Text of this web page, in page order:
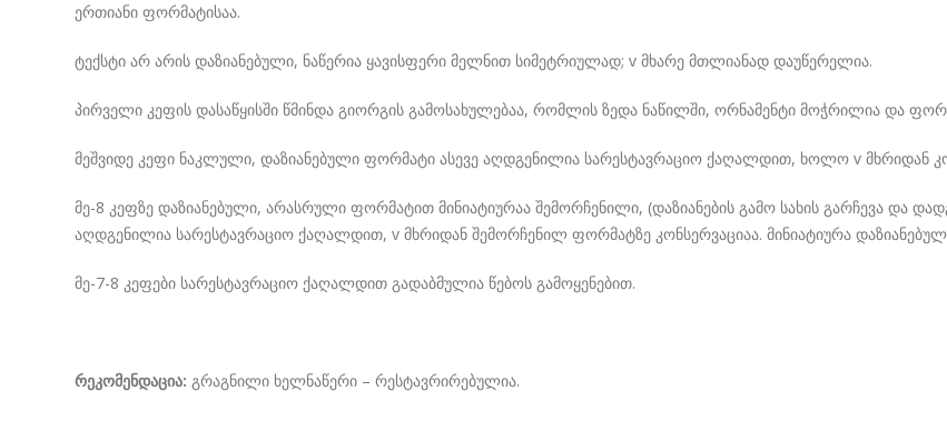
ერთიანი ფორმატისაა.
ტექსტი არ არის დაზიანებული, ნაწერია ყავისფერი მელნით სიმეტრიულად; v მხარე მთლიანად დაუწერელია.
პირველი კეფის დასაწყისში წმინდა გიორგის გამოსახულებაა, რომლის ზედა ნაწილში, ორნამენტი მოჭრილია და
მეშვიდე კეფი ნაკლული, დაზიანებული ფორმატი ასევე აღდგენილია სარესტავრაციო ქაღალდით, ხოლო v მხრიდან
მე-8 კეფზე დაზიანებული, არასრული ფორმატით მინიატიურაა შემორჩენილი, (დაზიანების გამო სახის გარჩევა და
აღდგენილია სარესტავრაციო ქაღალდით, v მხრიდან შემორჩენილ ფორმატზე კონსერვაციაა. მინიატიურა
მე-7-8 კეფები სარესტავრაციო ქაღალდით გადაბმულია წებოს გამოყენებით.
რეკომენდაცია: გრაგნილი ხელნაწერი – რესტავრირებულია.